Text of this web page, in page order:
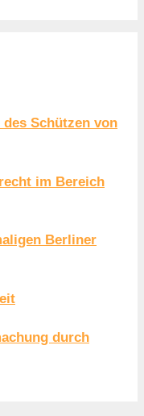
Schützen von
im Bereich
Berliner
durch